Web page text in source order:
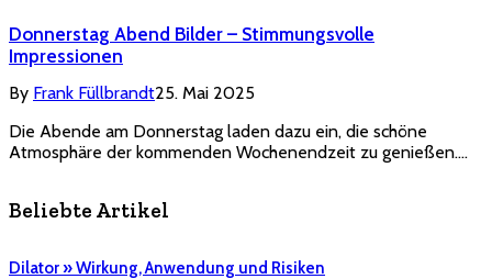
Donnerstag Abend Bilder – Stimmungsvolle
Impressionen
By Frank Füllbrandt25. Mai 2025
Die Abende am Donnerstag laden dazu ein, die schöne
Atmosphäre der kommenden Wochenendzeit zu genießen.…
Beliebte Artikel
Dilator » Wirkung, Anwendung und Risiken